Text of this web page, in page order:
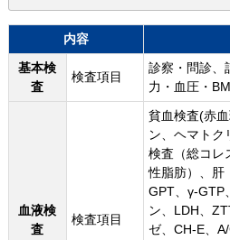
内容
基本検
査
検査項目
診察・問診、
力・血圧・
血液検
査
検査項目
貧血検査(赤
ン、ヘマトク
検査（総コレ
性脂肪）、肝
GPT、γ-GTP
ン、LDH、
ゼ、CH-E、